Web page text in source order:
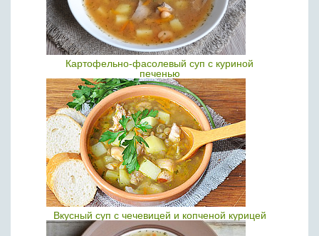
Картофельно-фасолевый суп с куриной
печенью
Вкусный суп с чечевицей и копченой курицей